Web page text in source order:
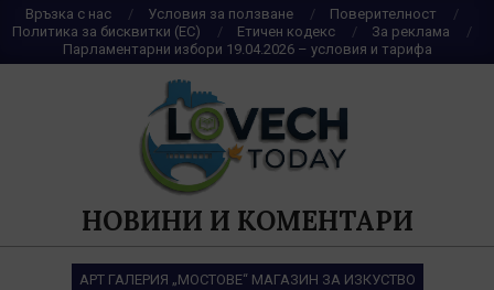
Skip
to
content
Връзка с нас Условия за ползване
Поверителност
Политика за бисквитки (ЕС)
Етичен кодекс
За реклама
Парламентарни избори 19.04.2026 – условия и тарифа
НОВИНИ И КОМЕНТАРИ
АРТ ГАЛЕРИЯ „МОСТОВЕ“ МАГАЗИН ЗА ИЗКУСТВО